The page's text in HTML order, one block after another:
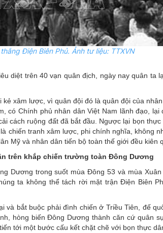
Điện Biên Phủ. Ảnh tư liệu: TTXVN
diệt trên 40 vạn quân địch, ngày nay quân ta
xâm lược, vì quân đội đó là quân đội của
có Chính phủ nhân dân Việt Nam lãnh đạo,
cách ruộng đất đã bắt đầu. Ngược lại bọn
chiến tranh xâm lược, phi chính nghĩa, không
Mỹ và nhân dân tiến bộ toàn thế giới đều kiên
trên khắp chiến trường toàn Đông Dương
Dương trong suốt mùa Đông 53 và mùa
ta không thể tách rời mặt trận Điện Biên
và bắt buộc phải đình chiến ở Triều Tiên, đế
hòng biến Đông Dương thành căn cứ quân
tới một bước cấu kết chặt chẽ với bọn thực